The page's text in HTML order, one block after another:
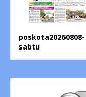
poskota20260808-
sabtu